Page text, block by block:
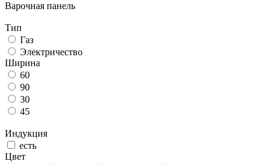
Варочная панель
Тип
Газ
Электричество
Ширина
60
90
30
45
Индукция
есть
Цвет